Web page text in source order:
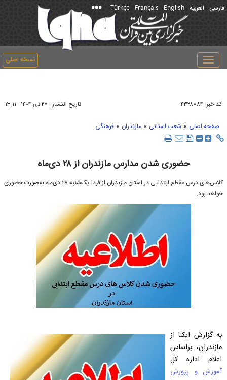
فارسی العربیة English
Français
Türkçe
نسخه اصلی
Toggle
navigation
کد خبر: ۴۳۲۸۸۸۴ تاریخ انتشار : ۲۷ دی ۱۴۰۴ - ۱۳:۱۱
صفحه اصلی » شعب استانی » مازندران » فرهنگی
حضوری شدن مدارس مازندران از ۲۸ دی‌ماه
کلاس‌های درس مقطع ابتدایی در استان مازندران از فردا یک‌شنبه ۲۸ دی‌ماه به‌صورت حضوری
خواهد بود.
به گزارش ایکنا از
مازندران، براساس
اعلام اداره کل
آموزش و پرورش